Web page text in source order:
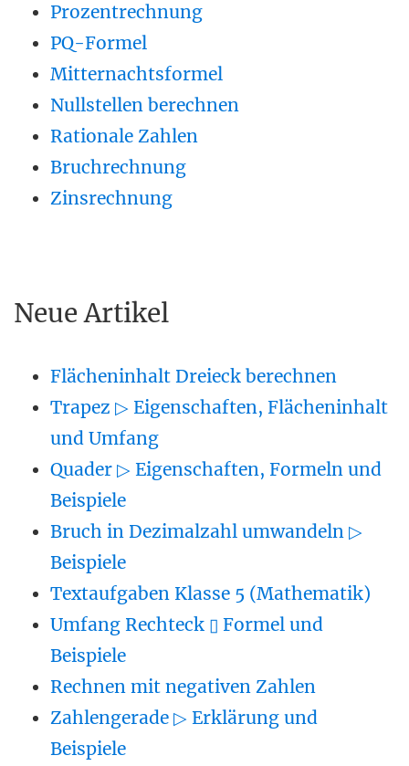
Prozentrechnung
PQ-Formel
Mitternachtsformel
Nullstellen berechnen
Rationale Zahlen
Bruchrechnung
Zinsrechnung
Neue Artikel
Flächeninhalt Dreieck berechnen
Trapez ▷ Eigenschaften, Flächeninhalt
und Umfang
Quader ▷ Eigenschaften, Formeln und
Beispiele
Bruch in Dezimalzahl umwandeln ▷
Beispiele
Textaufgaben Klasse 5 (Mathematik)
Umfang Rechteck ▯ Formel und
Beispiele
Rechnen mit negativen Zahlen
Zahlengerade ▷ Erklärung und
Beispiele